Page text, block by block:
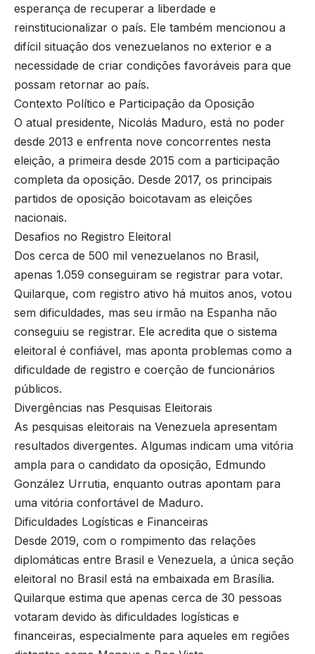
esperança de recuperar a liberdade e
reinstitucionalizar o país. Ele também mencionou a
difícil situação dos venezuelanos no exterior e a
necessidade de criar condições favoráveis para que
possam retornar ao país.
Contexto Político e Participação da Oposição
O atual presidente, Nicolás Maduro, está no poder
desde 2013 e enfrenta nove concorrentes nesta
eleição, a primeira desde 2015 com a participação
completa da oposição. Desde 2017, os principais
partidos de oposição boicotavam as eleições
nacionais.
Desafios no Registro Eleitoral
Dos cerca de 500 mil venezuelanos no Brasil,
apenas 1.059 conseguiram se registrar para votar.
Quilarque, com registro ativo há muitos anos, votou
sem dificuldades, mas seu irmão na Espanha não
conseguiu se registrar. Ele acredita que o sistema
eleitoral é confiável, mas aponta problemas como a
dificuldade de registro e coerção de funcionários
públicos.
Divergências nas Pesquisas Eleitorais
As pesquisas eleitorais na Venezuela apresentam
resultados divergentes. Algumas indicam uma vitória
ampla para o candidato da oposição, Edmundo
González Urrutia, enquanto outras apontam para
uma vitória confortável de Maduro.
Dificuldades Logísticas e Financeiras
Desde 2019, com o rompimento das relações
diplomáticas entre Brasil e Venezuela, a única seção
eleitoral no Brasil está na embaixada em Brasília.
Quilarque estima que apenas cerca de 30 pessoas
votaram devido às dificuldades logísticas e
financeiras, especialmente para aqueles em regiões